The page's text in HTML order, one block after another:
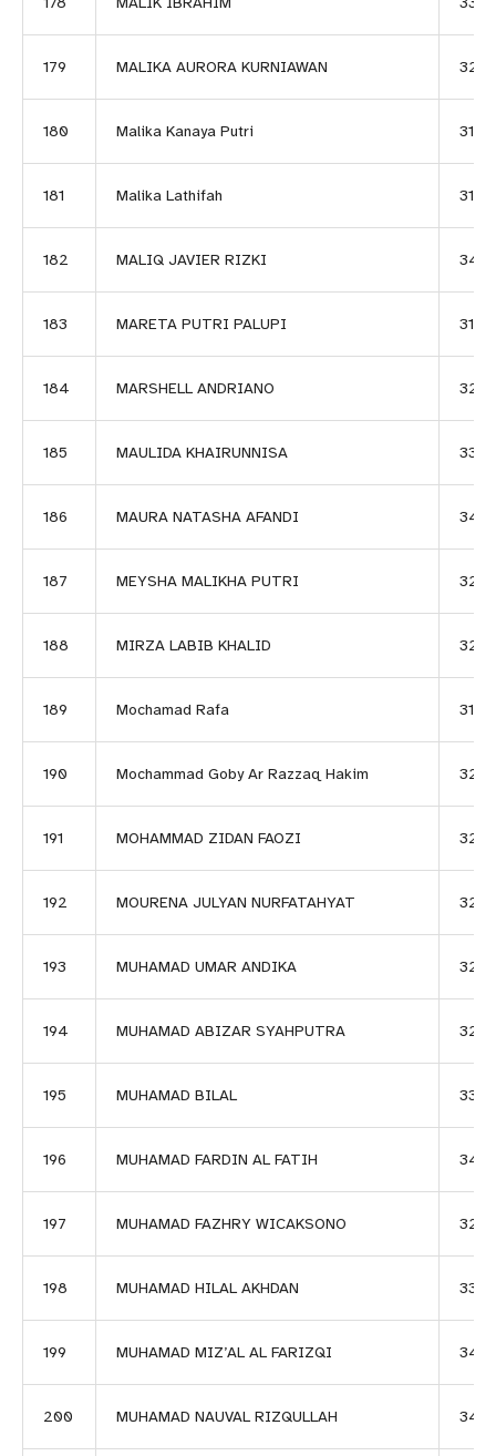
179 MALIKA AURORA KURNIAWAN 3206
180 Malika Kanaya Putri 3143
181 Malika Lathifah 3144
182 MALIQ JAVIER RIZKI
183 MARETA PUTRI PALUPI 3145
184 MARSHELL ANDRIANO 3266
185 MAULIDA KHAIRUNNISA 3335
186 MAURA NATASHA AFANDI 3457
187 MEYSHA MALIKHA PUTRI 3267
188 MIRZA LABIB KHALID 3268
189 Mochamad Rafa 3147
190 Mochammad Goby Ar Razzaq Hakim 3237
191 MOHAMMAD ZIDAN FAOZI 3209
192 MOURENA JULYAN NURFATAHYAT 3210
193 MUHAMAD UMAR ANDIKA 3213
194 MUHAMAD ABIZAR SYAHPUTRA 3269
195 MUHAMAD BILAL 3389
196 MUHAMAD FARDIN AL FATIH
197 MUHAMAD FAZHRY WICAKSONO 3270
198 MUHAMAD HILAL AKHDAN 3364
199 MUHAMAD MIZ’AL AL FARIZQI 3433
200 MUHAMAD NAUVAL RIZQULLAH